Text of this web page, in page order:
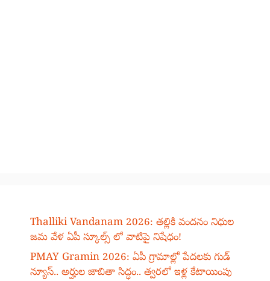
Thalliki Vandanam 2026: తల్లికి వందనం నిధుల
జమ వేళ ఏపీ స్కూల్స్ లో వాటిపై నిషేధం!
PMAY Gramin 2026: ఏపీ గ్రామాల్లో పేదలకు గుడ్
న్యూస్.. అర్హుల జాబితా సిద్ధం.. త్వరలో ఇళ్ల కేటాయింపు